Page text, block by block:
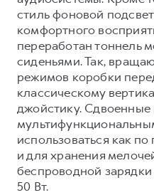
стиль фоновой
комфортного
переработан тоннель
сиденьями. Так,
режимов коробки
классическому
джойстику. Сдвоенные
использоваться как
и для хранения
беспроводной
50 Вт.